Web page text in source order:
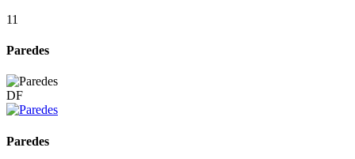
11
Paredes
DF
Paredes